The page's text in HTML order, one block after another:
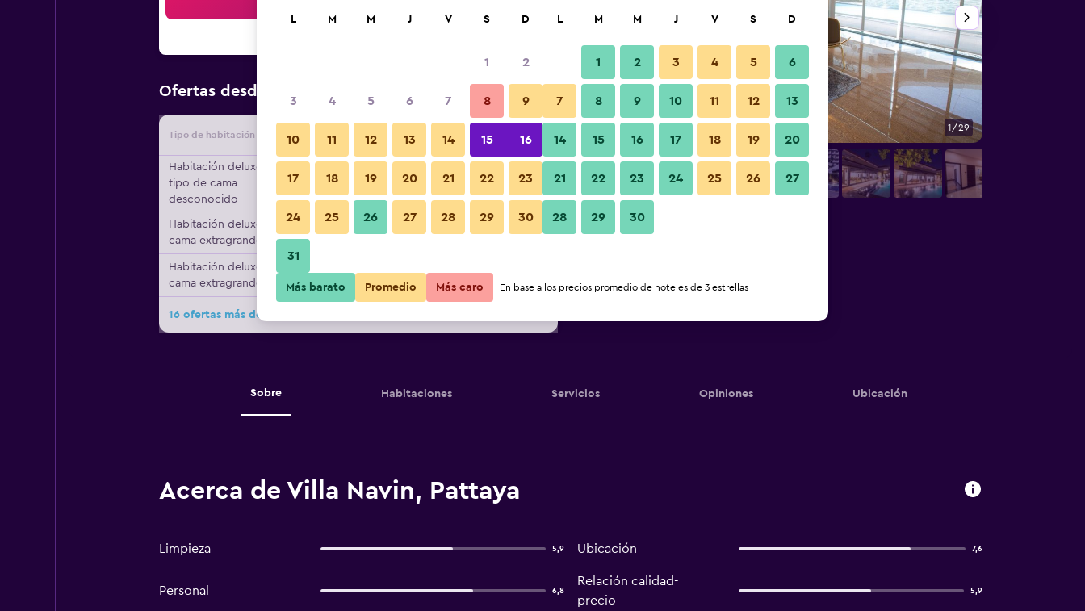
Ofertas desde Oferta más barata de precio por noche
Tipo de habitación Proveedor Total noche
Habitación deluxe,
tipo de cama
desconocido
$23 Ver oferta
Habitación deluxe, 1
cama extragrande
$26 Ver oferta
Habitación deluxe, 1
cama extragrande
$28 Ver oferta
16 ofertas más de Villa Navin
Sala de estar 1/29
Fotos
Sobre Habitaciones Servicios Opiniones Ubicación
Acerca de Villa Navin, Pattaya
Limpieza 5,9 Ubicación 7,6
Personal 6,8
Relación calidad-
precio
5,9
L M M J V S D
1 2
3 4 5 6 7 8 9
10 11 12 13 14 15 16
17 18 19 20 21 22 23
24 25 26 27 28 29 30
31
L M M J V S D
1 2 3 4 5 6
7 8 9 10 11 12 13
14 15 16 17 18 19 20
21 22 23 24 25 26 27
28 29 30
Más barato Promedio Más caro En base a los precios promedio de hoteles de 3 estrellas